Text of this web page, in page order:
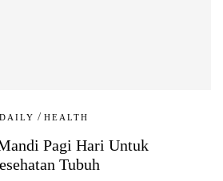
DAILY / HEALTH
Pagi Hari Untuk
Tubuh